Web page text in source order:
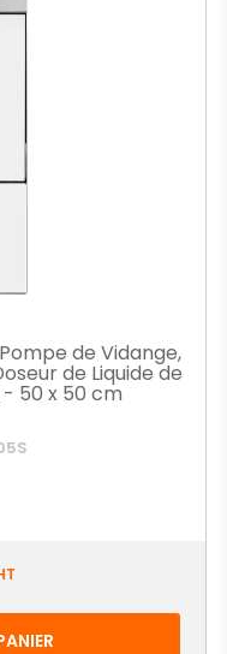
de Vidange,
de Liquide de
50 x 50 cm